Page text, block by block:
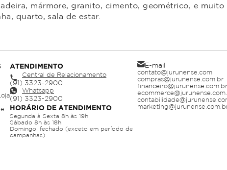
mármore, granito, cimento, geométrico, e
quarto, sala de estar.
ATENDIMENTO
Central de Relacionamento
Whatsapp
HORÁRIO DE ATENDIMENTO
Segunda à Sexta 8h às 19h
Sábado 8h às 18h
Domingo: fechado (exceto em período de
campanhas)
E-mail
contato@jurunense.com
compras@jurunense.com.br
financeiro@jurunense.com.br